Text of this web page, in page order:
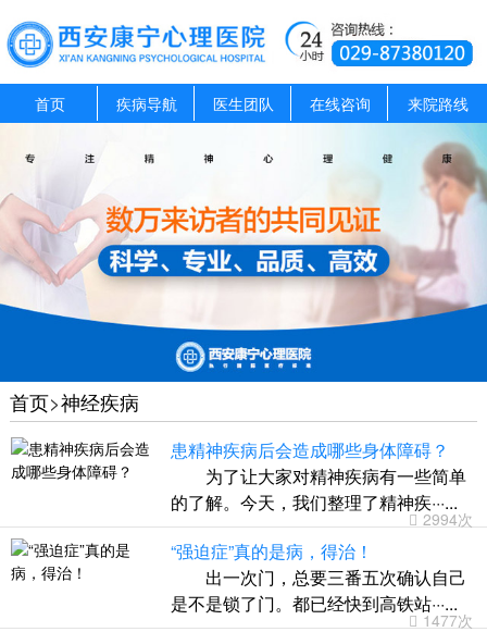
首页 疾病导航 医生团队 在线咨询 来院路线
首页>神经疾病
患精神疾病后会造成哪些身体障碍？
为了让大家对精神疾病有一些简单
的了解。今天，我们整理了精神疾···...
2994次
“强迫症”真的是病，得治！
出一次门，总要三番五次确认自己
是不是锁了门。都已经快到高铁站···...
1477次